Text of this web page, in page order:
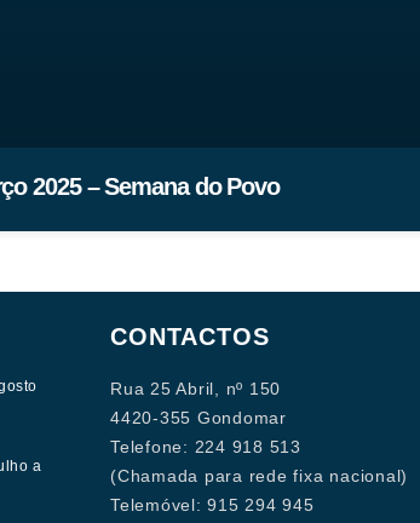
2025 – Semana do Povo
a
CONTACTOS
Rua 25 Abril, nº 150
4420-355 Gondomar
Telefone: 224 918 513
(Chamada para rede fixa nacional)
Telemóvel: 915 294 945